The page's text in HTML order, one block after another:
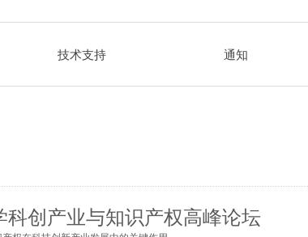
技术支持 通知
科创产业与知识产权高峰论坛